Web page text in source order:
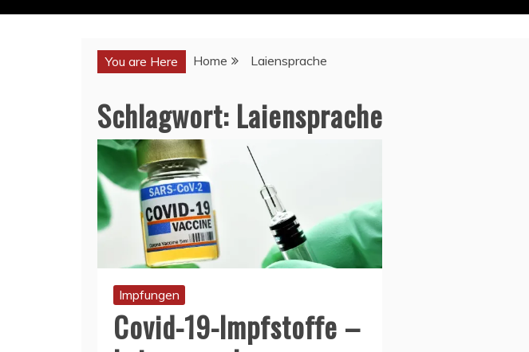
You are Here Home Laiensprache
Schlagwort: Laiensprache
Impfungen
Covid-19-Impfstoffe –